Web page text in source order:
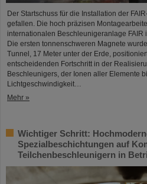
Der Startschuss für die Installation der
gefallen. Die hoch präzisen
internationalen Beschleunigeranlage
Die ersten tonnenschweren Magnete
Tunnel, 17 Meter unter der Erde,
entscheidenden Fortschritt in der
Beschleunigers, der Ionen aller Elemente
Lichtgeschwindigkeit…
Mehr »
Wichtiger Schritt:
Spezialbeschichtungen auf
Teilchenbeschleunigern in